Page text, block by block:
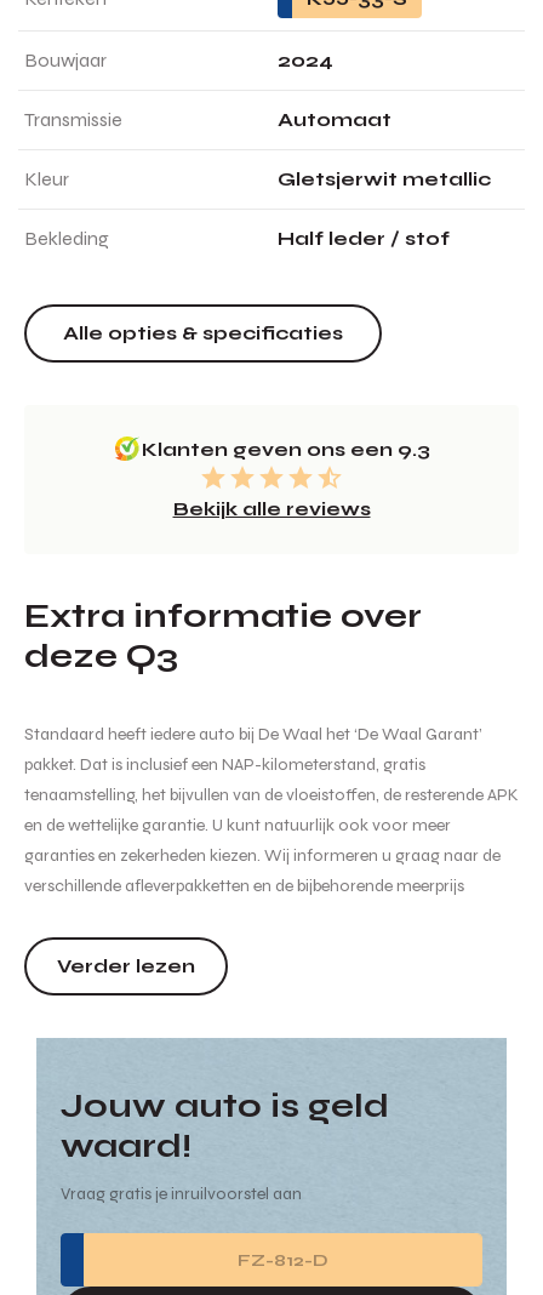
Bouwjaar 2024
Transmissie Automaat
Kleur Gletsjerwit metallic
Bekleding Half leder / stof
Alle opties & specificaties
Klanten geven ons een 9.3
Bekijk alle reviews
Extra informatie over
deze Q3
Standaard heeft iedere auto bij De Waal het ‘De Waal Garant’
pakket. Dat is inclusief een NAP-kilometerstand, gratis
tenaamstelling, het bijvullen van de vloeistoffen, de resterende APK
en de wettelijke garantie. U kunt natuurlijk ook voor meer
garanties en zekerheden kiezen. Wij informeren u graag naar de
verschillende afleverpakketten en de bijbehorende meerprijs
actueel mogelijk wordt weergegeven zijn wijzigin...
Verder lezen
Jouw auto is geld
waard!
Vraag gratis je inruilvoorstel aan